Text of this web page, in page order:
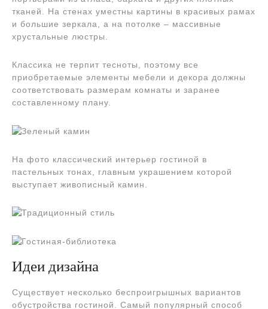
тканей. На стенах уместны картины в красивых рамах
и большие зеркала, а на потолке – массивные
хрустальные люстры.
Классика не терпит тесноты, поэтому все
приобретаемые элементы мебели и декора должны
соответствовать размерам комнаты и заранее
составленному плану.
На фото классический интерьер гостиной в
пастельных тонах, главным украшением которой
выступает живописный камин.
Идеи дизайна
Существует несколько беспроигрышных вариантов
обустройства гостиной. Самый популярный способ